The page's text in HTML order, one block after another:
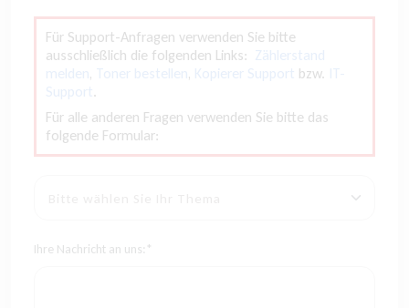
Für Support-Anfragen verwenden Sie bitte
ausschließlich die folgenden Links: Zählerstand
melden, Toner bestellen, Kopierer Support bzw. IT-
Support.
Für alle anderen Fragen verwenden Sie bitte das
folgende Formular:
Ihre Nachricht an uns:*